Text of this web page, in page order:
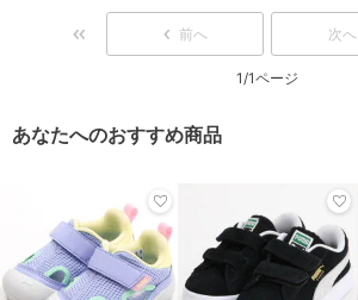
前へ 次へ
1/1ページ
あなたへのおすすめ商品